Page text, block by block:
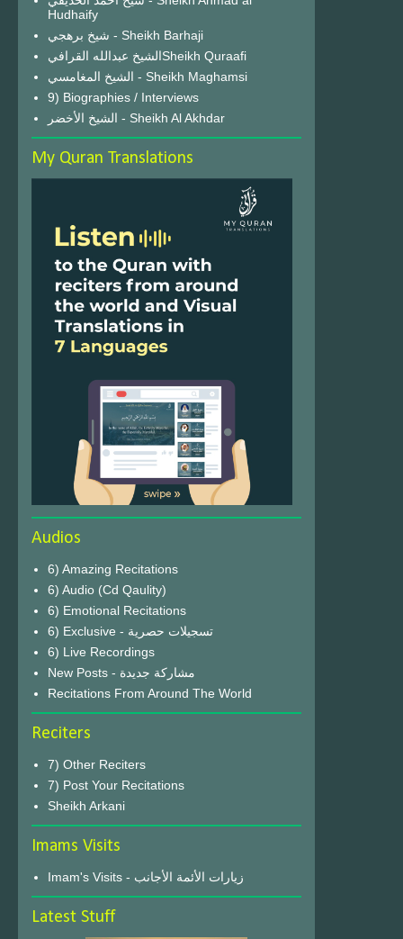
Hudhaify
شيخ برهجي - Sheikh Barhaji
الشيخ عبدالله القرافيSheikh Quraafi
الشيخ المغامسي - Sheikh Maghamsi
9) Biographies / Interviews
الشيخ الأخضر - Sheikh Al Akhdar
My Quran Translations
Audios
6) Amazing Recitations
6) Audio (Cd Qaulity)
6) Emotional Recitations
6) Exclusive - تسجيلات حصرية
6) Live Recordings
New Posts - مشاركة جديدة
Recitations From Around The World
Reciters
7) Other Reciters
7) Post Your Recitations
Sheikh Arkani
Imams Visits
Imam's Visits - زيارات الأئمة الأجانب
Latest Stuff